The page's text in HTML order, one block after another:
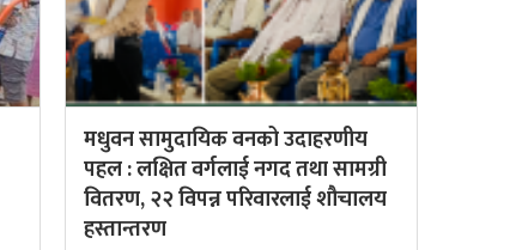
मधुवन सामुदायिक वनको उदाहरणीय
पहल : लक्षित वर्गलाई नगद तथा सामग्री
वितरण, २२ विपन्न परिवारलाई शौचालय
हस्तान्तरण